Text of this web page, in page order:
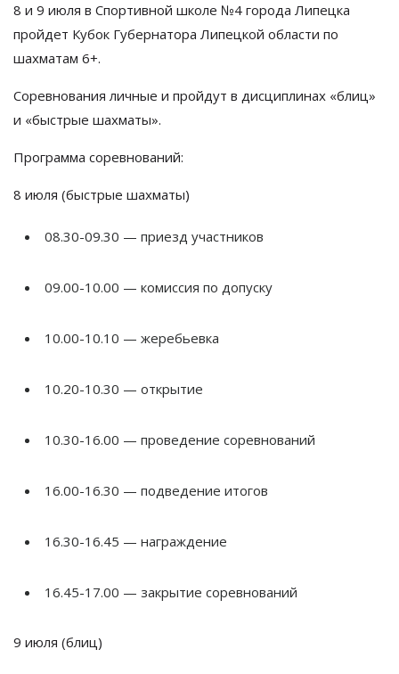
8 и 9 июля в Спортивной школе №4 города Липецка
пройдет Кубок Губернатора Липецкой области по
шахматам 6+.
Соревнования личные и пройдут в дисциплинах «блиц»
и «быстрые шахматы».
Программа соревнований:
8 июля (быстрые шахматы)
08.30-09.30 — приезд участников
09.00-10.00 — комиссия по допуску
10.00-10.10 — жеребьевка
10.20-10.30 — открытие
10.30-16.00 — проведение соревнований
16.00-16.30 — подведение итогов
16.30-16.45 — награждение
16.45-17.00 — закрытие соревнований
9 июля (блиц)